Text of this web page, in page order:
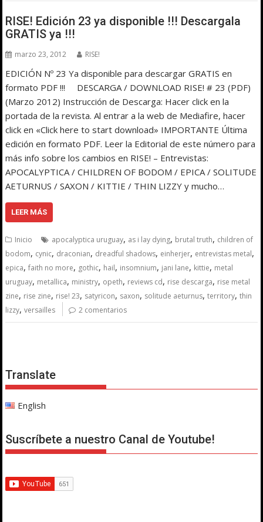
RISE! Edición 23 ya disponible !!! Descargala
GRATIS ya !!!
marzo 23, 2012 RISE!
EDICIÓN Nº 23 Ya disponible para descargar GRATIS en
formato PDF !!! DESCARGA / DOWNLOAD RISE! # 23 (PDF)
(Marzo 2012) Instrucción de Descarga: Hacer click en la
portada de la revista. Al entrar a la web de Mediafire, hacer
click en «Click here to start download» IMPORTANTE Última
edición en formato PDF. Leer la Editorial de este número para
más info sobre los cambios en RISE! – Entrevistas:
APOCALYPTICA / CHILDREN OF BODOM / EPICA / SOLITUDE
AETURNUS / SAXON / KITTIE / THIN LIZZY y mucho…
LEER MÁS
Inicio apocalyptica uruguay, as i lay dying, brutal truth, children of
bodom, cynic, draconian, dreadful shadows, einherjer, entrevistas metal,
epica,faith no more, gothic, hail, insomnium, jani lane, kittie, metal
uruguay, metallica, ministry, opeth, reviews cd, rise descarga, rise metal
zine, rise zine, rise! 23, satyricon, saxon, solitude aeturnus,territory,thin
lizzy,versailles 2 comentarios
Translate
English
Suscríbete a nuestro Canal de Youtube!